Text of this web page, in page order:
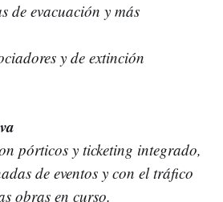
de evacuación y más
y de extinción
pórticos y ticketing integrado,
de eventos y con el tráfico
obras en curso.